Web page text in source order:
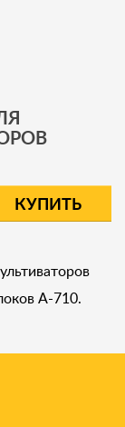
КУПИТЬ
A-710.